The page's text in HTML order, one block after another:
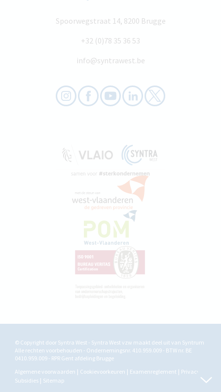
Spoorwegstraat 14, 8200 Brugge
+32 (0)78 35 36 53
info@syntrawest.be
© Copyright door Syntra West - Syntra West vzw maakt deel uit van Syntrum
Alle rechten voorbehouden - Ondernemingsnr. 410.959.009 - BTW nr. BE
0410.959.009 - RPR Gent afdeling Brugge
Algemene voorwaarden
Cookievoorkeuren Examenreglement
Privacy
Subsidies
Sitemap